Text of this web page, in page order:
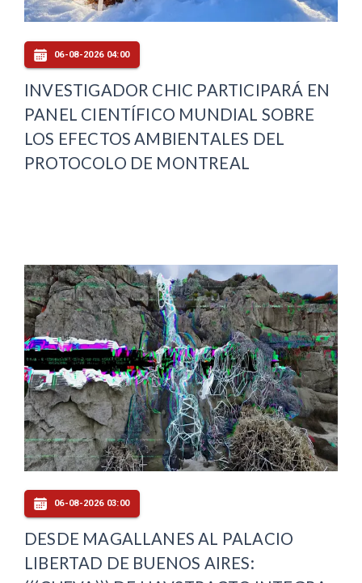
06-08-2026 04:00
INVESTIGADOR CHIC PARTICIPARÁ EN
PANEL CIENTÍFICO MUNDIAL SOBRE
LOS EFECTOS AMBIENTALES DEL
PROTOCOLO DE MONTREAL
06-08-2026 03:00
DESDE MAGALLANES AL PALACIO
LIBERTAD DE BUENOS AIRES: